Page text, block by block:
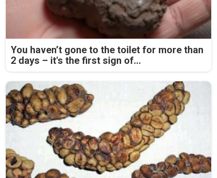
You haven’t gone to the toilet for more than
2 days – it's the first sign of...